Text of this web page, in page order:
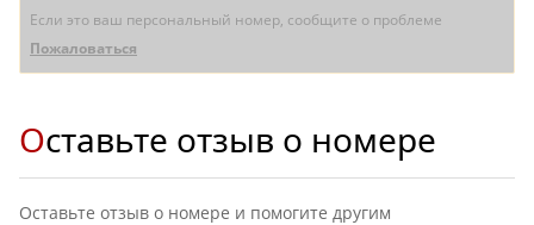
Если это ваш персональный номер, сообщите о проблеме
Пожаловаться
Оставьте отзыв о номере
Оставьте отзыв о номере и помогите другим